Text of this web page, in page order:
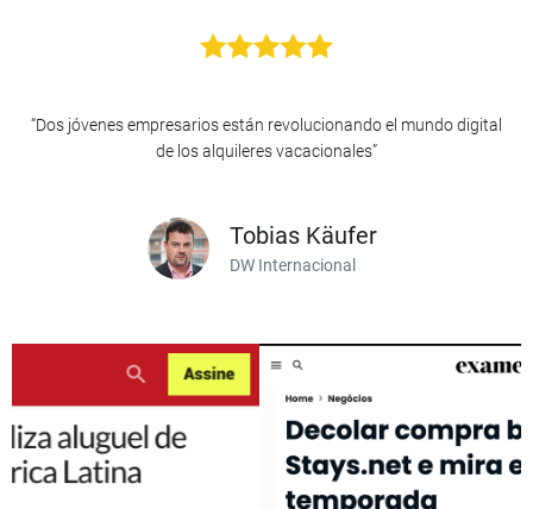
“Dos jóvenes empresarios están revolucionando el mundo digital
de los alquileres vacacionales”
Tobias Käufer
DW Internacional